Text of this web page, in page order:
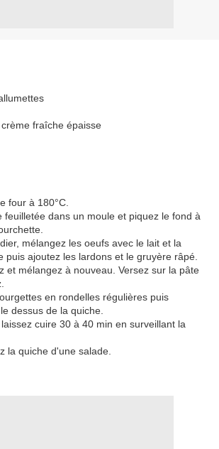
fraîche épaisse
four à 180°C.
feuilletée dans un moule et piquez le fond à
mélangez les oeufs avec le lait et la
puis ajoutez les lardons et le gruyère râpé.
et mélangez à nouveau. Versez sur la pâte
en rondelles régulières puis
dessus de la quiche.
cuire 30 à 40 min en surveillant la
la quiche d'une salade.